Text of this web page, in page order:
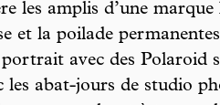
les amplis d’une
et la poilade
avec des Polaroid
les abat-jours de studio